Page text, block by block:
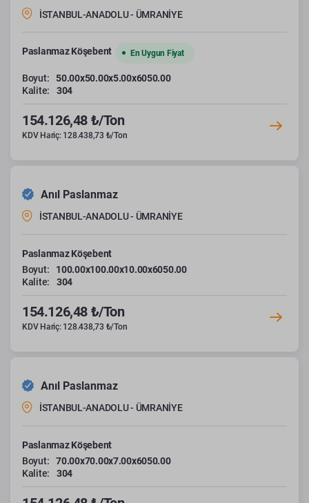
İSTANBUL-ANADOLU - ÜMRANİYE
Paslanmaz Köşebent En Uygun Fiyat
Boyut:
50.00x50.00x5.00x6050.00
Kalite:
304
154.126,48 ₺/Ton
KDV Hariç: 128.438,73 ₺/Ton
Anıl Paslanmaz
İSTANBUL-ANADOLU - ÜMRANİYE
Paslanmaz Köşebent
Boyut:
100.00x100.00x10.00x6050.00
Kalite:
304
154.126,48 ₺/Ton
KDV Hariç: 128.438,73 ₺/Ton
Anıl Paslanmaz
İSTANBUL-ANADOLU - ÜMRANİYE
Paslanmaz Köşebent
Boyut:
70.00x70.00x7.00x6050.00
Kalite:
304